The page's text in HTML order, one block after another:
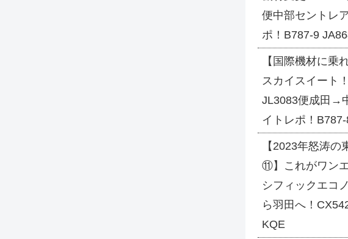
便中部セントレ
ポ！B787-9
【国際機材に乗
スカイスイート
JL3083便成田→
イトレポ！
【2023年怒涛
⑪】これがワン
シフィックエコ
ら羽田へ！
KQE